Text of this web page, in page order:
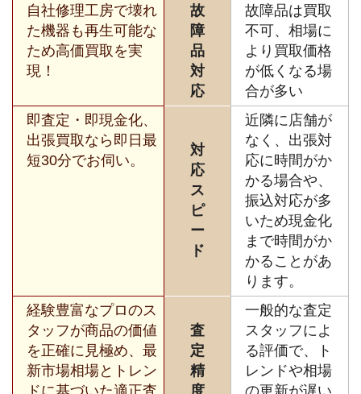
自社修理工房で壊れ
た機器も再生可能な
ため高価買取を実
現！
故
障
品
対
応
故障品は買取
不可、相場に
より買取価格
が低くなる場
合が多い
即査定・即現金化、
出張買取なら即日最
短30分でお伺い。
対
応
ス
ピ
ー
ド
近隣に店舗が
なく、出張対
応に時間がか
かる場合や、
振込対応が多
いため現金化
まで時間がか
かることがあ
ります。
経験豊富なプロのス
タッフが商品の価値
を正確に見極め、最
新市場相場とトレン
ドに基づいた適正査
査
定
精
度
一般的な査定
スタッフによ
る評価で、ト
レンドや相場
の更新が遅い